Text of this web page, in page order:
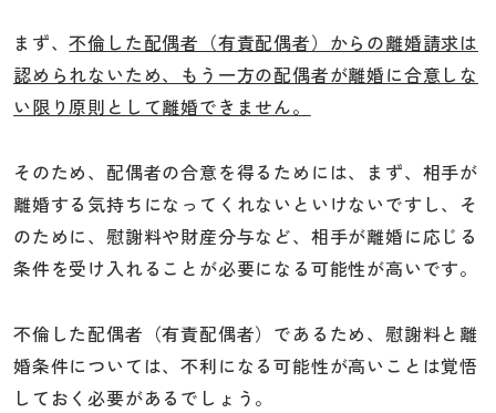
まず、不倫した配偶者（有責配偶者）からの離婚請求は
認められないため、もう一方の配偶者が離婚に合意しな
い限り原則として離婚できません。
そのため、配偶者の合意を得るためには、まず、相手が
離婚する気持ちになってくれないといけないですし、そ
のために、慰謝料や財産分与など、相手が離婚に応じる
条件を受け入れることが必要になる可能性が高いです。
不倫した配偶者（有責配偶者）であるため、慰謝料と離
婚条件については、不利になる可能性が高いことは覚悟
しておく必要があるでしょう。